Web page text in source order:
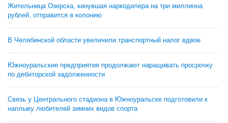
Жительница Озерска, кинувшая наркодилера на три миллиона
рублей, отправится в колонию
В Челябинской области увеличили транспортный налог вдвое
Южноуральские предприятия продолжают наращивать просрочку
по дебиторской задолженности
Связь у Центрального стадиона в Южноуральске подготовили к
наплыву любителей зимних видов спорта